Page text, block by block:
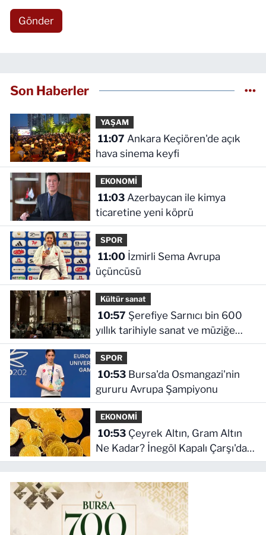
Gönder
Son Haberler
YAŞAM
11:07
hava sinema keyfi
EKONOMİ
11:03Azerbaycan ile kimya
ticaretine yeni köprü
SPOR
11:00İzmirli Sema Avrupa
üçüncüsü
Kültür sanat
10:57
yıllık tarihiyle sanat ve müziğe
eşlik ediyor
SPOR
10:53Bursa'da Osmangazi'nin
gururu Avrupa Şampiyonu
EKONOMİ
10:53Çeyrek Altın, Gram Altın
Ne Kadar? İnegöl Kapalı Çarşı'da
Altın Ne Kadar?